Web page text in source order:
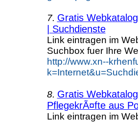
7. Gratis
| Suchdienste
Link eintragen im
Suchbox fuer Ihre
http://www.xn--
8. Gratis
PflegekrÃ¤fte aus
Link eintragen im